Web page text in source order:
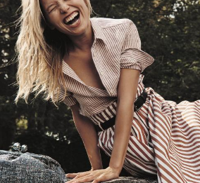
Имиджевый сайт для
Soho
Смотреть проект